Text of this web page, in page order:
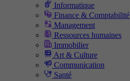
Informatique
Finance & Comptabilité
Management
Ressources humaines
Immobilier
Art & Culture
Communication
Santé